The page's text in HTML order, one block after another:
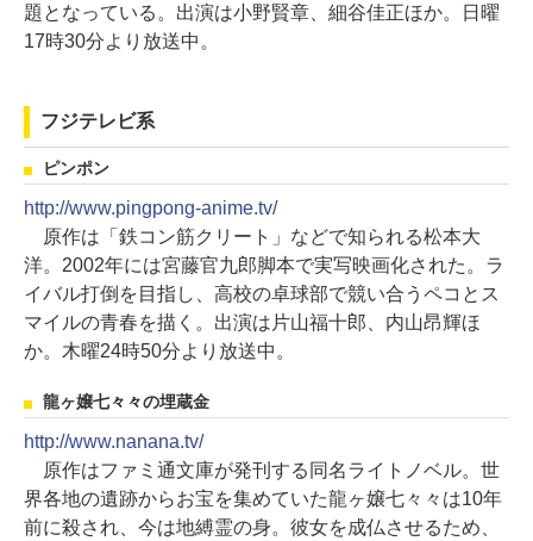
題となっている。出演は小野賢章、細谷佳正ほか。日曜
17時30分より放送中。
フジテレビ系
ピンポン
http://www.pingpong-anime.tv/
原作は「鉄コン筋クリート」などで知られる松本大
洋。2002年には宮藤官九郎脚本で実写映画化された。ラ
イバル打倒を目指し、高校の卓球部で競い合うペコとス
マイルの青春を描く。出演は片山福十郎、内山昂輝ほ
か。木曜24時50分より放送中。
龍ヶ嬢七々々の埋蔵金
http://www.nanana.tv/
原作はファミ通文庫が発刊する同名ライトノベル。世
界各地の遺跡からお宝を集めていた龍ヶ嬢七々々は10年
前に殺され、今は地縛霊の身。彼女を成仏させるため、